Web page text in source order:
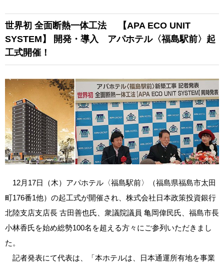
世界初 全面断熱一体工法
【APA ECO UNIT
SYSTEM】 開発・導入 アパホテル〈福島駅前〉起
工式開催！
12月17日（木）アパホテル〈福島駅前〉（福島県福島市太田
町176番1他）の起工式が開催され、株式会社日本政策投資銀行
北陸支店支店長 古田善也氏、衆議院議員 亀岡偉民氏、福島市長
小林香氏を始め総勢100名を超える方々にご参列いただきまし
た。
記者発表にて代表は、「本ホテルは、日本通運所有地を事業